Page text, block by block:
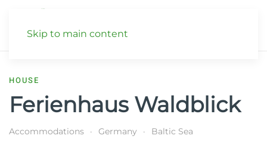
Skip to main content
HOUSE
Ferienhaus Waldblick
Accommodations Germany Baltic Sea